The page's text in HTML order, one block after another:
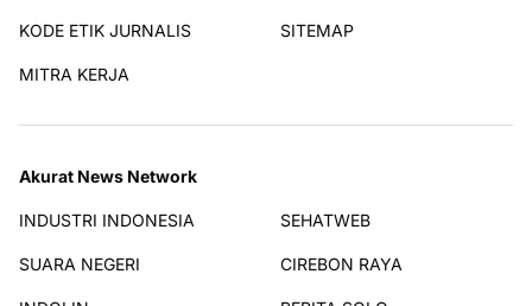
KODE ETIK JURNALIS SITEMAP
MITRA KERJA
Akurat News Network
INDUSTRI INDONESIA SEHATWEB
SUARA NEGERI CIREBON RAYA